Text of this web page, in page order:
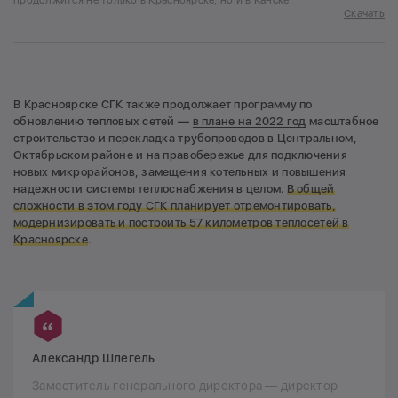
Скачать
В Красноярске СГК также продолжает программу по
обновлению тепловых сетей — в плане на 2022 год масштабное
строительство и перекладка трубопроводов в Центральном,
Октябрьском районе и на правобережье для подключения
новых микрорайонов, замещения котельных и повышения
надежности системы теплоснабжения в целом. В общей
сложности в этом году СГК планирует отремонтировать,
модернизировать и построить57 километров теплосетей в
Красноярске.
Александр Шлегель
Заместитель генерального директора — директор